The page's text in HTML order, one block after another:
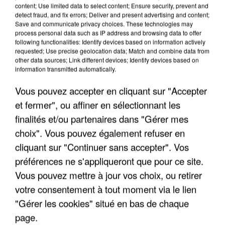
LES DONNÉES DE 300 000 CLIENTS DÉROBÉES À
INTERMARCHÉ APRÈS UNE...
LES FRANÇAIS, FANS DE LA FLEMME
content; Use limited data to select content; Ensure security, prevent and
detect fraud, and fix errors; Deliver and present advertising and content;
Save and communicate privacy choices. These technologies may
process personal data such as IP address and browsing data to offer
following functionalities: Identify devices based on information actively
requested; Use precise geolocation data; Match and combine data from
other data sources; Link different devices; Identify devices based on
information transmitted automatically.
Vous pouvez accepter en cliquant sur "Accepter
et fermer", ou affiner en sélectionnant les
finalités et/ou partenaires dans "Gérer mes
choix". Vous pouvez également refuser en
cliquant sur "Continuer sans accepter". Vos
préférences ne s'appliqueront que pour ce site.
Vous pouvez mettre à jour vos choix, ou retirer
votre consentement à tout moment via le lien
"Gérer les cookies" situé en bas de chaque
page.